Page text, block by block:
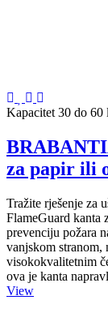
Kapacitet 30 do 60
za papir ili
Tražite rješenje za
FlameGuard kanta
prevenciju požara
vanjskom stranom,
visokokvalitetnim
ova je kanta
View